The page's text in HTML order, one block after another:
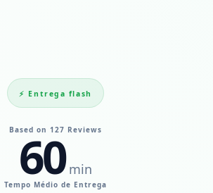
UdiaPods —
⚡ Entrega flash
Based on 127 Reviews
60min
Tempo Médio de Entrega